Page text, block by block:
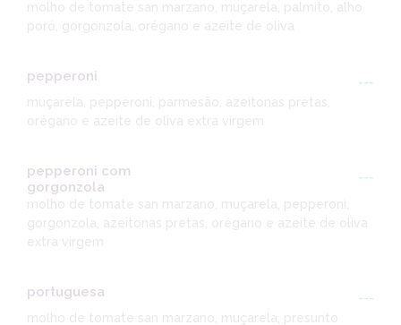
pepperoni
---
pepperoni com
gorgonzola
---
portuguesa
---